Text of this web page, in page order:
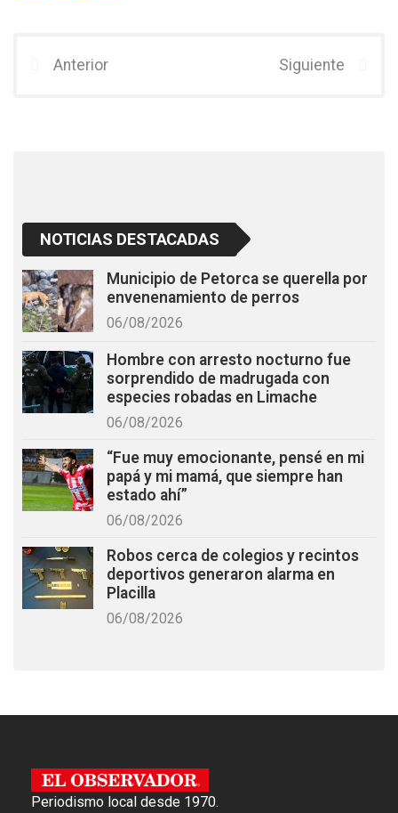
b
er
Anterior Siguiente
NOTICIAS DESTACADAS
Municipio de Petorca se querella por
envenenamiento de perros
06/08/2026
Hombre con arresto nocturno fue
sorprendido de madrugada con
especies robadas en Limache
06/08/2026
“Fue muy emocionante, pensé en mi
papá y mi mamá, que siempre han
estado ahí”
06/08/2026
Robos cerca de colegios y recintos
deportivos generaron alarma en
Placilla
06/08/2026
Periodismo local desde 1970.